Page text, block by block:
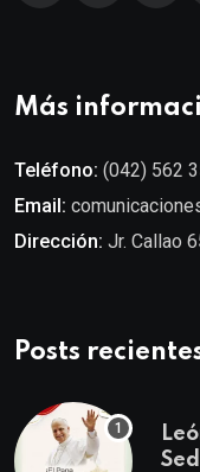
Más
Teléfono: (042) 562
Email:
Dirección: Jr. Callao
Posts